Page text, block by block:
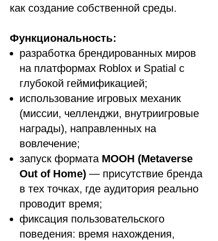
как создание собственной среды.
Функциональность:
разработка брендированных миров
на платформах Roblox и Spatial с
глубокой геймификацией;
использование игровых механик
(миссии, челленджи, внутриигровые
награды), направленных на
вовлечение;
запуск формата MOOH (Metaverse
Out of Home) — присутствие бренда
в тех точках, где аудитория реально
проводит время;
фиксация пользовательского
поведения: время нахождения,